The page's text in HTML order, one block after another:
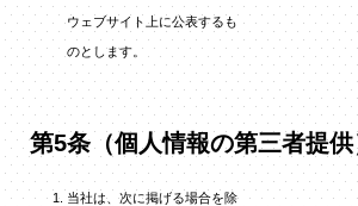
ウェブサイト上に公表するも
のとします。
第5条（個人情報の第三者提供
当社は、次に掲げる場合を除